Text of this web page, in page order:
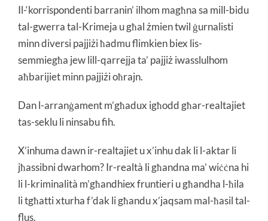
Il-‘korrispondenti barranin’ ilhom magħna sa mill-bidu
tal-gwerra tal-Krimeja u għal żmien twil ġurnalisti
minn diversi pajjiżi ħadmu flimkien biex lis-
semmiegħa jew lill-qarrejja ta’ pajjiż iwasslulhom
aħbarijiet minn pajjiżi oħrajn.
Dan l-arranġament m’għadux igħodd għar-realtajiet
tas-seklu li ninsabu fih.
X’inhuma dawn ir-realtajiet u x’inhu dak li l-aktar li
jħassibni dwarhom? Ir-realtà li għandna ma’ wiċċna hi
li l-kriminalità m’għandhiex fruntieri u għandha l-ħila
li tgħatti xturha f’dak li għandu x’jaqsam mal-ħasil tal-
flus.